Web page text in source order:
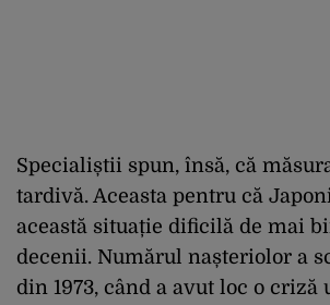
Specialiștii spun, însă, că
tardivă. Aceasta pentru că
această situație dificilă de mai
decenii. Numărul nașteriolor a
din 1973, când a avut loc o criză